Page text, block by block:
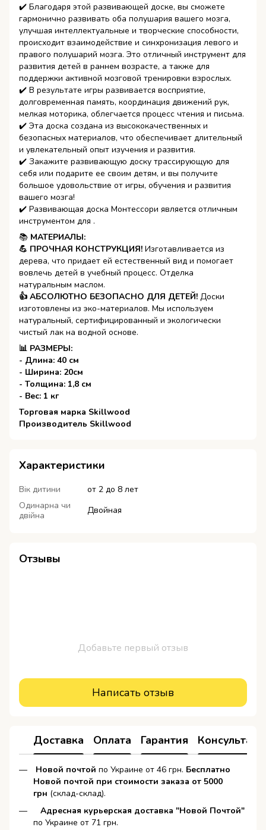
✔️ Благодаря этой развивающей доске, вы сможете
гармонично развивать оба полушария вашего мозга,
улучшая интеллектуальные и творческие способности,
происходит взаимодействие и синхронизация левого и
правого полушарий мозга. Это отличный инструмент для
развития детей в раннем возрасте, а также для
поддержки активной мозговой тренировки взрослых.
✔️ В результате игры развивается восприятие,
долговременная память, координация движений рук,
мелкая моторика, облегчается процесс чтения и письма.
✔️ Эта доска создана из высококачественных и
безопасных материалов, что обеспечивает длительный
и увлекательный опыт изучения и развития.
✔️ Закажите развивающую доску трассирующую для
себя или подарите ее своим детям, и вы получите
большое удовольствие от игры, обучения и развития
вашего мозга!
✔️ Развивающая доска Монтессори является отличным
инструментом для .
📚 МАТЕРИАЛЫ:
💪 ПРОЧНАЯ КОНСТРУКЦИЯ! Изготавливается из
дерева, что придает ей естественный вид и помогает
вовлечь детей в учебный процесс. Отделка
натуральным маслом.
👍 АБСОЛЮТНО БЕЗОПАСНО ДЛЯ ДЕТЕЙ! Доски
изготовлены из эко-материалов. Мы используем
натуральный, сертифицированный и экологически
чистый лак на водной основе.
📊 РАЗМЕРЫ:
- Длина: 40 см
- Ширина: 20см
- Толщина: 1,8 см
- Вес: 1 кг
​​​​​​​Торговая марка Skillwood
Производитель Skillwood
Характеристики
Вік дитини
от 2 до 8 лет
Одинарна чи
двійна
Двойная
Отзывы
Добавьте первый отзыв
Написать отзыв
Доставка Оплата Гарантия
Новой почтой по Украине от 46 грн. Бесплатно
Новой почтой при стоимости заказа от 5000
грн (склад-склад).
Адресная курьерская доставка "Новой Почтой"
по Украине от 71 грн.